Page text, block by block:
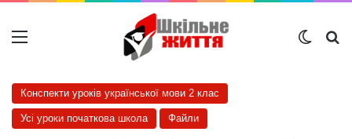
Меню
Конспекти уроків української мови 2 клас
Усі уроки початкова школа Файли